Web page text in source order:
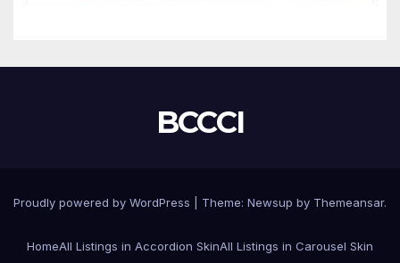
BCCCI
Proudly powered by WordPress Theme: Newsup by Themeansar.
HomeAll Listings in Accordion SkinAll Listings in Carousel Skin